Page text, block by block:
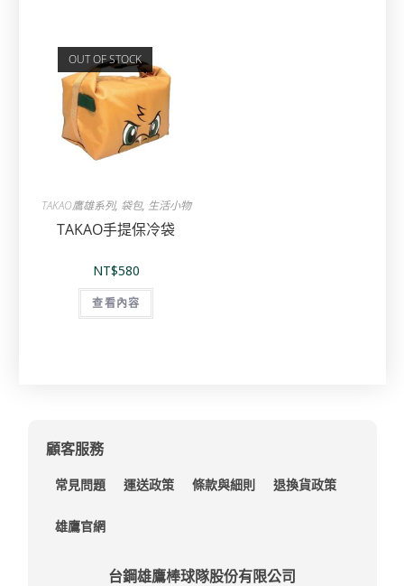
OUT OF STOCK
TAKAO鷹雄系列, 袋包, 生活小物
TAKAO手提保冷袋
NT$580
查看內容
顧客服務
常見問題 運送政策 條款與細則 退換貨政策
雄鷹官網
台鋼雄鷹棒球隊股份有限公司